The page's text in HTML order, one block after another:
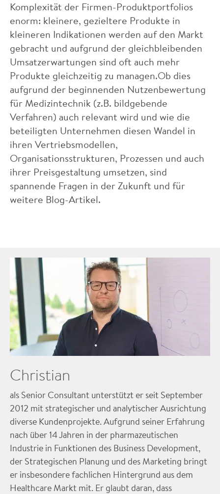
Komplexität der Firmen-Produktportfolios
enorm: kleinere, gezieltere Produkte in
kleineren Indikationen werden auf den Markt
gebracht und aufgrund der gleichbleibenden
Umsatzerwartungen sind oft auch mehr
Produkte gleichzeitig zu managen.Ob dies
aufgrund der beginnenden Nutzenbewertung
für Medizintechnik (z.B. bildgebende
Verfahren) auch relevant wird und wie die
beteiligten Unternehmen diesen Wandel in
ihren Vertriebsmodellen,
Organisationsstrukturen, Prozessen und auch
ihrer Preisgestaltung umsetzen, sind
spannende Fragen in der Zukunft und für
weitere Blog-Artikel.
Christian
als Senior Consultant unterstützt er seit September
2012 mit strategischer und analytischer Ausrichtung
diverse Kundenprojekte. Aufgrund seiner Erfahrung
nach über 14 Jahren in der pharmazeutischen
Industrie in Funktionen des Business Development,
der Strategischen Planung und des Marketing bringt
er insbesondere fachlichen Hintergrund aus dem
Healthcare Markt mit. Er glaubt daran, dass